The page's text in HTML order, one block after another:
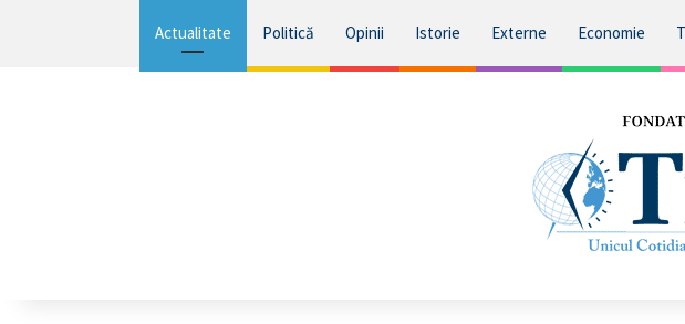
Actualitate Politică Opinii Istorie Externe Economie